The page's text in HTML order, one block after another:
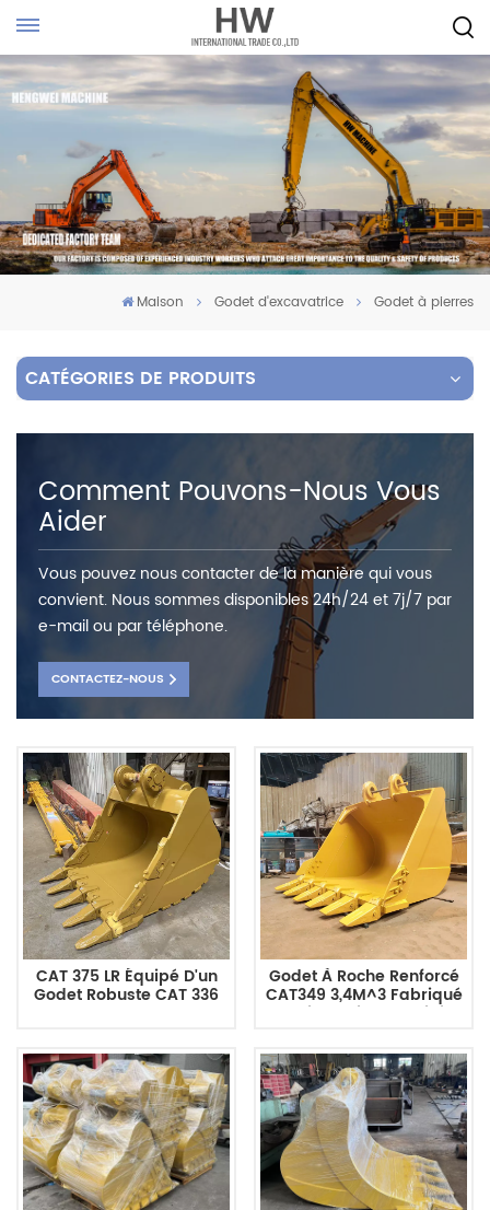
Maison Godet d'excavatrice Godet à pierres
CATÉGORIES DE PRODUITS
Comment Pouvons-Nous Vous
Aider
Vous pouvez nous contacter de la manière qui vous
convient. Nous sommes disponibles 24h/24 et 7j/7 par
e-mail ou par téléphone.
CONTACTEZ-NOUS
CAT 375 LR Équipé D'un
Godet Robuste CAT 336
Godet À Roche Renforcé
CAT349 3,4M^3 Fabriqué
Aux Dimensions D'origine